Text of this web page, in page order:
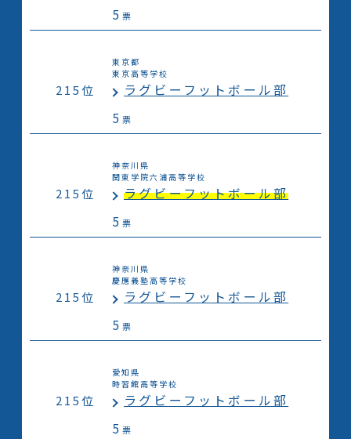
5 票
215位
東京都
東京高等学校
ラグビーフットボール部
5 票
215位
神奈川県
関東学院六浦高等学校
ラグビーフットボール部
5 票
215位
神奈川県
慶應義塾高等学校
ラグビーフットボール部
5 票
215位
愛知県
時習館高等学校
ラグビーフットボール部
5 票